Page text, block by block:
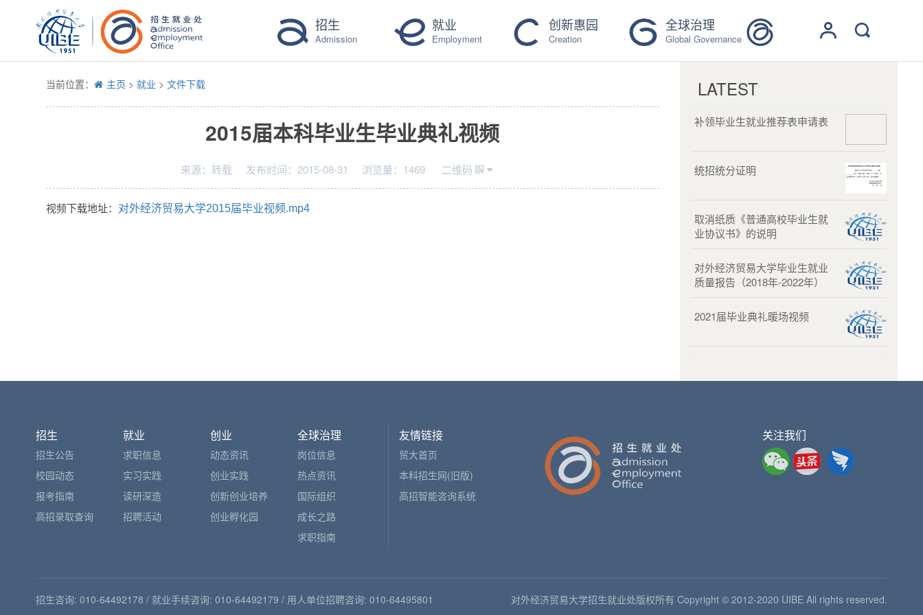
招生
Admission
就业
Employment
创新惠园
Creation
全球治理
Global Governance
当前位置： 主页 > 就业 > 文件下载
2015届本科毕业生毕业典礼视频
来源： 转载 发布时间： 2015-08-31 浏览量： 1469 二维码
视频下载地址： 对外经济贸易大学2015届毕业视频.mp4
LATEST
补领毕业生就业推荐表申请表
统招统分证明
取消纸质《普通高校毕业生就
业协议书》的说明
对外经济贸易大学毕业生就业
质量报告（2018年-2022年）
2021届毕业典礼暖场视频
招生
招生公告
校园动态
报考指南
高招录取查询
就业
求职信息
实习实践
读研深造
招聘活动
创业
动态资讯
创业实践
创新创业培养
创业孵化园
全球治理
岗位信息
热点资讯
国际组织
成长之路
求职指南
友情链接
贸大首页
本科招生网(旧版)
高招智能咨询系统
关注我们
招生咨询: 010-64492178 / 就业手续咨询: 010-64492179 / 用人单位招聘咨询: 010-64495801
对外经济贸易大学招生就业处版权所有 Copyright © 2012-2020 UIBE All rights reserved.